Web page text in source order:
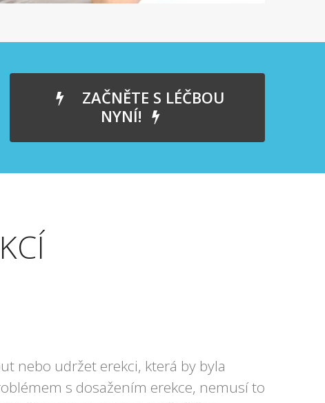
ZAČNĚTE S LÉČBOU
NYNÍ!
nebo udržet erekci, která by byla
s dosažením erekce, nemusí to